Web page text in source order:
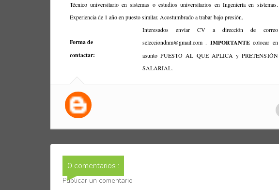
Técnico universitario en sistemas o estudios universitarios en Ingeniería en sistemas.
Experiencia de 1 año en puesto similar. Acostumbrado a trabar bajo presión.
Forma de
contactar:
Interesados enviar CV a dirección de correo
selecciondnm@gmail.com . IMPORTANTEcolocar en
asunto PUESTO AL QUE APLICA y PRETENSIÓN
SALARIAL.
0 comentarios :
Publicar un comentario